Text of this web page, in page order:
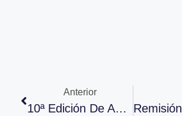
Anterior
10ª Edición De Automechanika Kuala Lumpur En 2017